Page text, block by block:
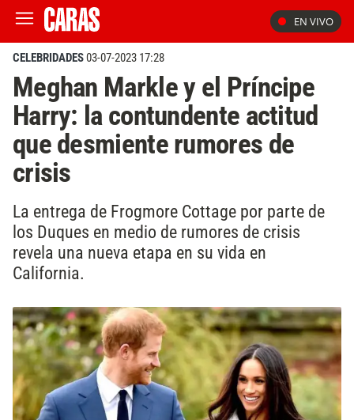
EN VIVO
CELEBRIDADES03-07-2023 17:28
Meghan Markle y el Príncipe
Harry: la contundente actitud
que desmiente rumores de
crisis
La entrega de Frogmore Cottage por parte de
los Duques en medio de rumores de crisis
revela una nueva etapa en su vida en
California.